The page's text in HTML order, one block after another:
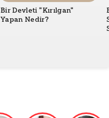
Bir Devleti "Kırılgan"
Yapan Nedir?